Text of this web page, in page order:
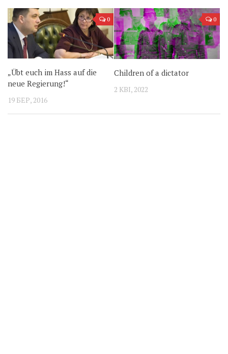
0
„Übt euch im Hass auf die
neue Regierung!“
19 БЕР, 2016
0
Children of a dictator
2 КВІ, 2022